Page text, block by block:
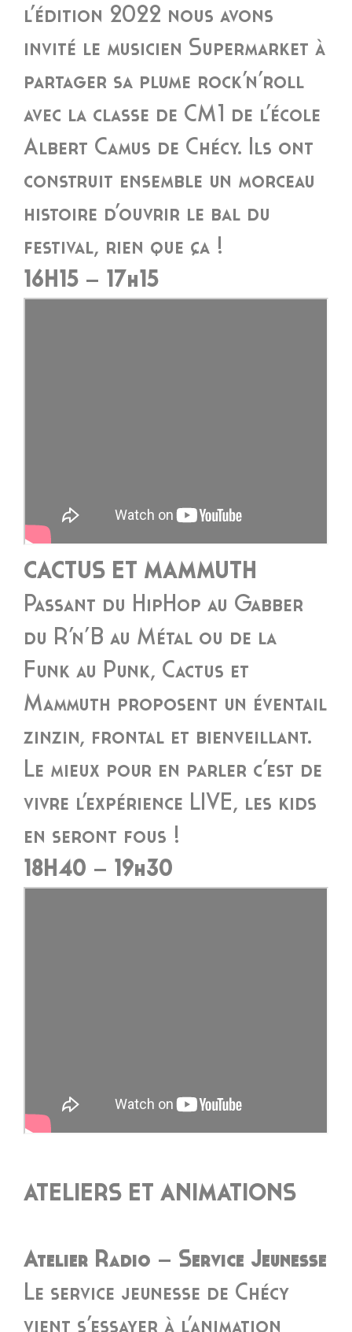
l’édition 2022 nous avons
invité le musicien Supermarket à
partager sa plume rock’n’roll
avec la classe de CM1 de l’école
Albert Camus de Chécy. Ils ont
construit ensemble un morceau
histoire d’ouvrir le bal du
festival, rien que ça !
16H15 – 17h15
CACTUS ET MAMMUTH
Passant du HipHop au Gabber
du R’n’B au Métal ou de la
Funk au Punk, Cactus et
Mammuth proposent un éventail
zinzin, frontal et bienveillant.
Le mieux pour en parler c’est de
vivre l’expérience LIVE, les kids
en seront fous !
18H40 – 19h30
ATELIERS ET ANIMATIONS
Atelier Radio – Service Jeunesse
Le service jeunesse de Chécy
vient s’essayer à l’animation